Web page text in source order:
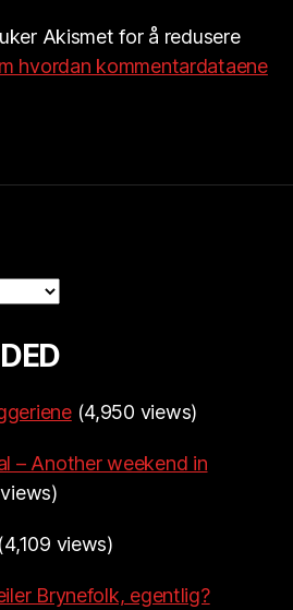
Akismet for å redusere
hvordan kommentardataene
(4,950 views)
– Another weekend in
(4,109 views)
Brynefolk, egentlig?